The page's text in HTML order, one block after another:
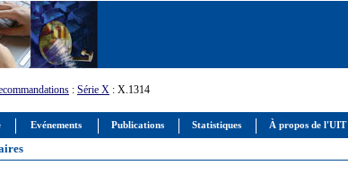
Evénements Publications Statistiques À propos de l'UIT
: Série X : X.1314